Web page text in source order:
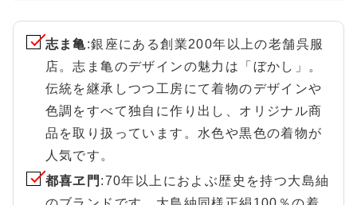
志ま亀:銀座にある創業200年以上の老舗呉服
店。志ま亀のデザインの魅力は「ぼかし」。
伝統を継承しつつ工房にて着物のデザインや
色調をすべて独自に作り出し、オリジナル商
品を取り扱っています。水色や黒色の着物が
人気です。
都喜ヱ門 :70年以上におよぶ歴史を持つ大島紬